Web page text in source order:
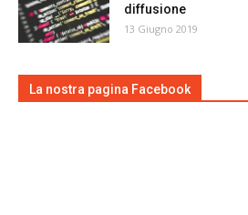
diffusione
13 Giugno 2019
La nostra pagina Facebook